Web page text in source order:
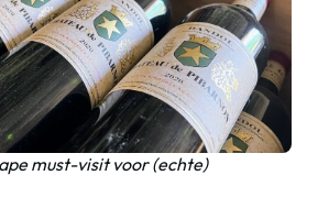
must-visit voor (echte)